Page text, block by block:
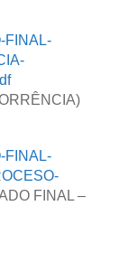
FINAL-
FINAL-
FINAL –